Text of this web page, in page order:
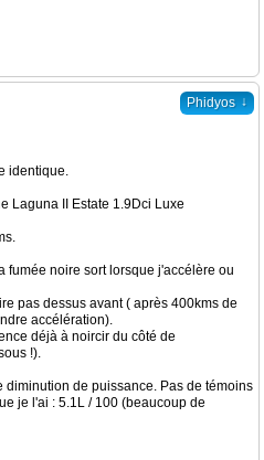
Phidyos ↓
identique.
Laguna II Estate 1.9Dci Luxe
fumée noire sort lorsque j'accélère ou
pas dessus avant ( après 400kms de
accélération).
déjà à noircir du côté de
!).
diminution de puissance. Pas de témoins
je l'ai : 5.1L / 100 (beaucoup de